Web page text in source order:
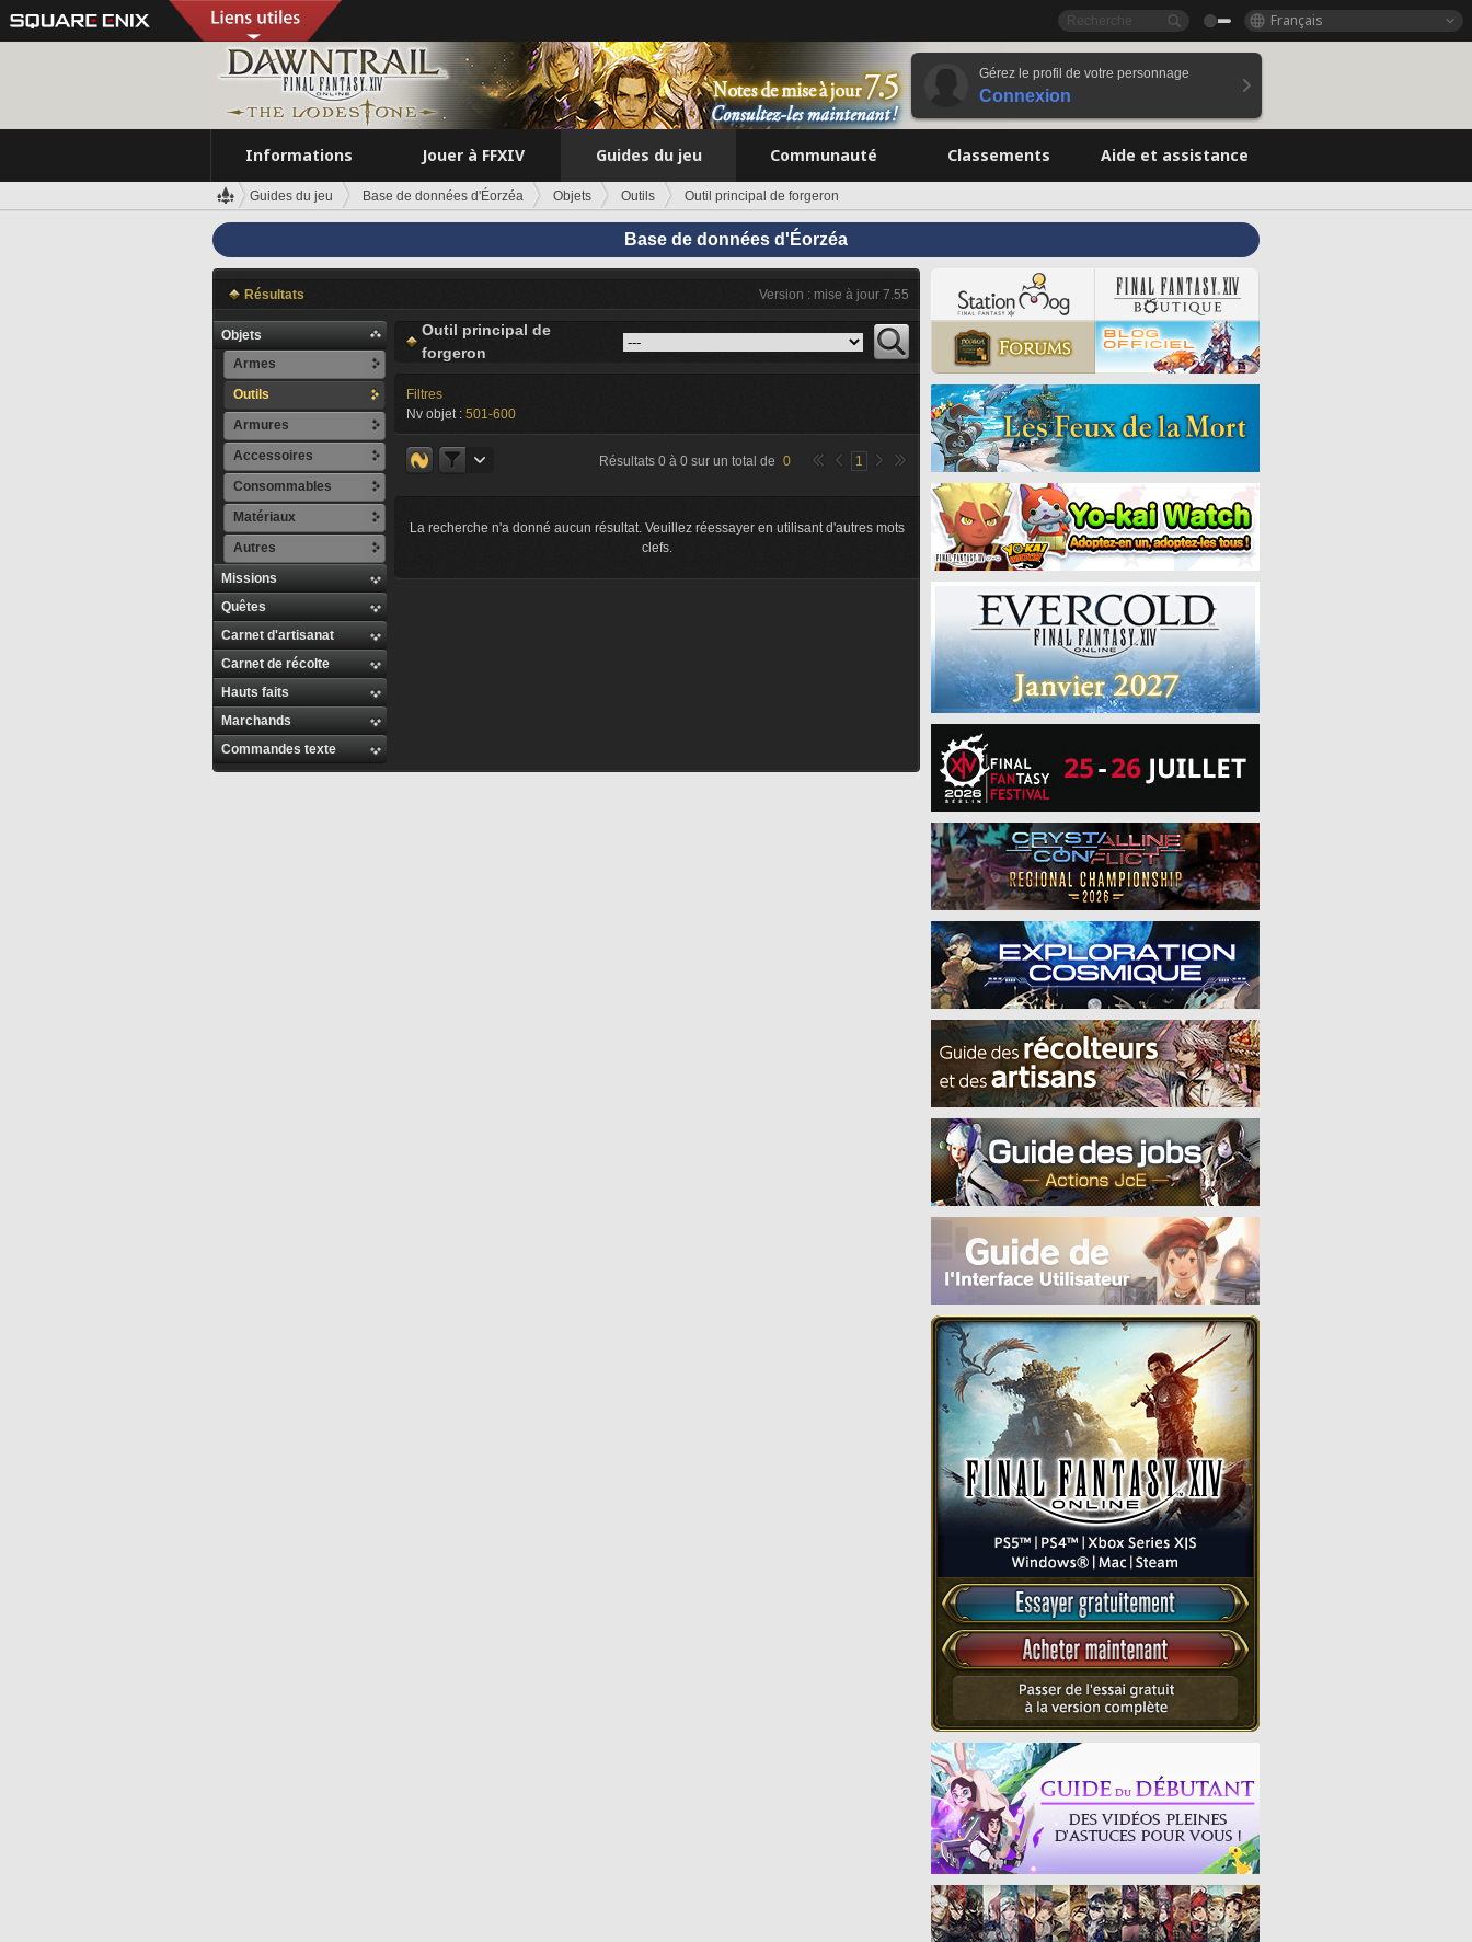
Français
Gérez le profil de votre personnage
Connexion
Informations Jouer à FFXIV Guides du jeu Communauté Classements Aide et assistance
Guides du jeu Base de données d'Éorzéa Objets Outils Outil principal de forgeron
Base de données d'Éorzéa
Résultats Version : mise à jour 7.55
Objets
Armes
Outils
Armures
Accessoires
Consommables
Matériaux
Autres
Missions
Quêtes
Carnet d'artisanat
Carnet de récolte
Hauts faits
Marchands
Commandes texte
Outil principal de
forgeron
Filtres
Nv objet : 501-600
Résultats 0 à 0 sur un total de 0 1
La recherche n'a donné aucun résultat. Veuillez réessayer en utilisant d'autres mots
clefs.